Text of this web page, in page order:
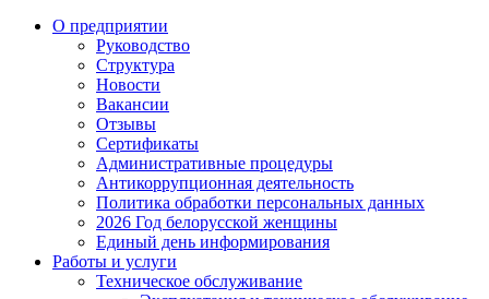
О предприятии
Руководство
Структура
Новости
Вакансии
Отзывы
Сертификаты
Административные процедуры
Антикоррупционная деятельность
Политика обработки персональных данных
2026 Год белорусской женщины
Единый день информирования
Работы и услуги
Техническое обслуживание